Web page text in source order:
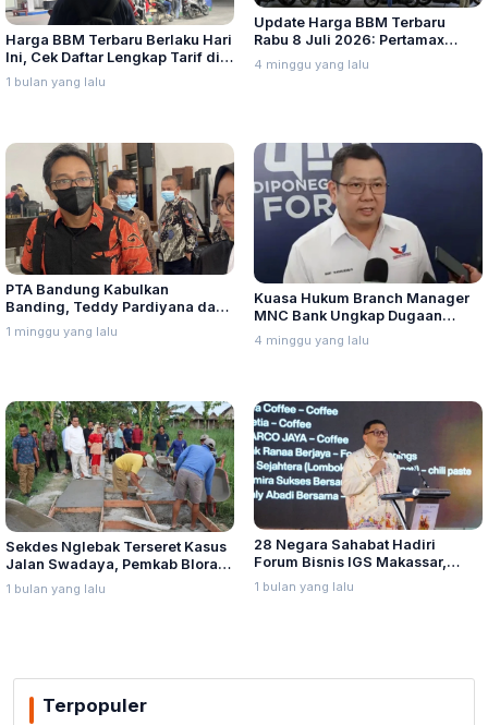
Harga BBM Terbaru Berlaku Hari
Ini, Cek Daftar Lengkap Tarif di
Seluruh Indonesia
1 bulan yang lalu
Update Harga BBM Terbaru
Rabu 8 Juli 2026: Pertamax
Turbo, Dexlite, dan Pertamina
Dex Turun
4 minggu yang lalu
PTA Bandung Kabulkan
Banding, Teddy Pardiyana dan
Bintang Ditetapkan Ahli Waris
Lina Jubaedah
1 minggu yang lalu
Kuasa Hukum Branch Manager
MNC Bank Ungkap Dugaan
Penganiayaan oleh Hary Tanoe
di MNC Towe
4 minggu yang lalu
Sekdes Nglebak Terseret Kasus
Jalan Swadaya, Pemkab Blora
Sebut Pendampingan Hukum
Bukan Kewenangannya
1 bulan yang lalu
28 Negara Sahabat Hadiri
Forum Bisnis IGS Makassar,
Munafri Tawarkan Investasi
Stadion Untia
1 bulan yang lalu
Terpopuler